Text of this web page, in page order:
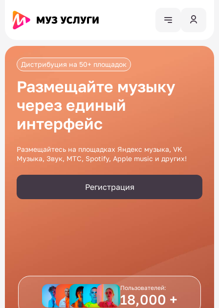
Дистрибуция на 50+ площадок
Размещайте музыку
через единый
интерфейс
Размещайтесь на площадках Яндекс музыка, VK
Музыка, Звук, МТС, Spotify, Apple music и других!
Регистрация
Пользователей:
18,000 +